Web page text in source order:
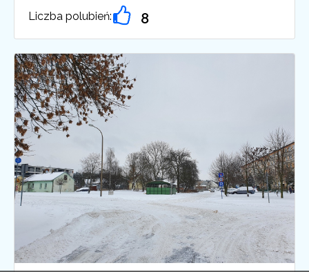
Liczba polubień: 8